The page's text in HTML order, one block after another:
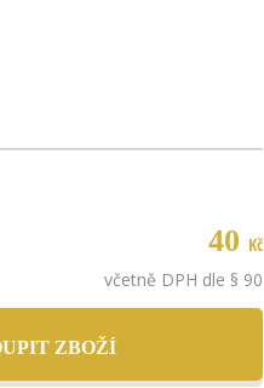
40 Kč
včetně DPH dle § 90
ZBOŽÍ